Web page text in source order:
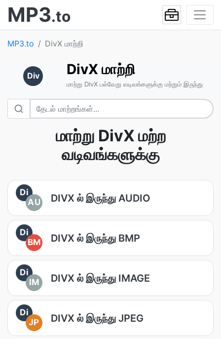
MP3.to
MP3.to DivX மாற்றி
Div DivX மாற்றி
மாற்று DivX பல்வேறு வடிவங்களுக்கு மற்றும் இருந்து
மாற்று DivX மற்ற
வடிவங்களுக்கு
Di
AU
DIVX ல் இருந்து AUDIO
Di
BM
DIVX ல் இருந்து BMP
Di
IM
DIVX ல் இருந்து IMAGE
Di
JP
DIVX ல் இருந்து JPEG